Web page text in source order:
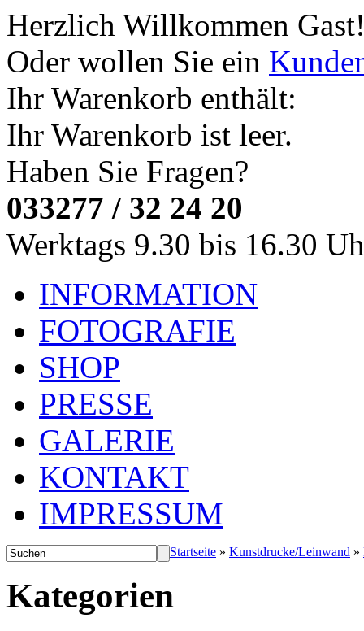
Herzlich Willkommen
Oder wollen Sie ein
Ihr Warenkorb enthält:
Ihr Warenkorb ist leer.
Haben Sie Fragen?
033277 / 32 24 20
Werktags 9.30 bis 16.30
INFORMATION
FOTOGRAFIE
SHOP
PRESSE
GALERIE
KONTAKT
IMPRESSUM
Startseite » Kunstdrucke/Leinwand »
Kategorien